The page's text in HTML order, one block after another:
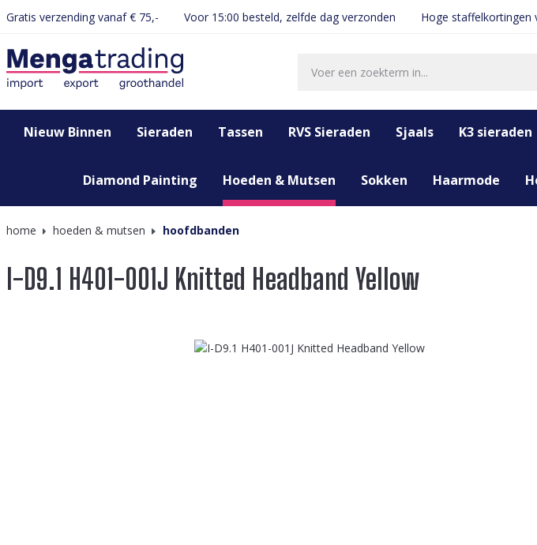
Ga naar de hoofdnavigatie
Gratis verzending vanaf € 75,- Voor 15:00 besteld, zelfde dag verzonden Hoge staffelkortingen
Nieuw Binnen Sieraden Tassen RVS Sieraden Sjaals K3 sieraden
Diamond Painting Hoeden & Mutsen Sokken Haarmode
home hoeden & mutsen hoofdbanden
I-D9.1 H401-001J Knitted Headband Yellow